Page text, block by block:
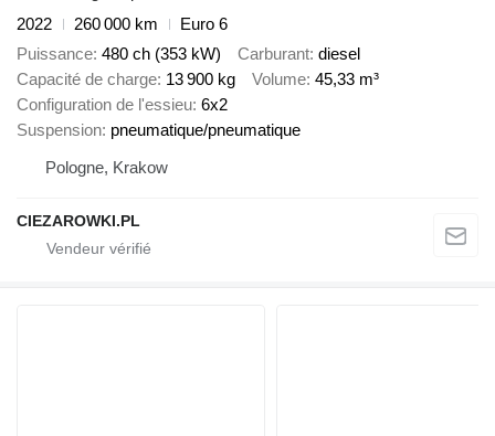
2022
260 000 km
Euro 6
Puissance 480 ch (353 kW) Carburant diesel
Capacité de charge 13 900 kg Volume 45,33 m³
Configuration de l'essieu 6x2
Suspension pneumatique/pneumatique
Pologne, Krakow
CIEZAROWKI.PL